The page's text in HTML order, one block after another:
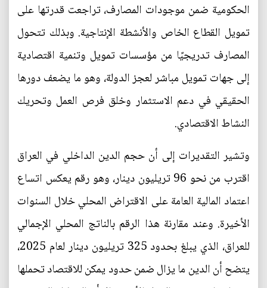
الحكومية ضمن موجودات المصارف، تراجعت قدرتها على
تمويل القطاع الخاص والأنشطة الإنتاجية. وبذلك تتحول
المصارف تدريجيًا من مؤسسات تمويل وتنمية اقتصادية
إلى جهات تمويل مباشر لعجز الدولة، وهو ما يضعف دورها
الحقيقي في دعم الاستثمار وخلق فرص العمل وتحريك
النشاط الاقتصادي.
وتشير التقديرات إلى أن حجم الدين الداخلي في العراق
اقترب من نحو 96 تريليون دينار، وهو رقم يعكس اتساع
اعتماد المالية العامة على الاقتراض المحلي خلال السنوات
الأخيرة. وعند مقارنة هذا الرقم بالناتج المحلي الإجمالي
للعراق، الذي يبلغ بحدود 325 تريليون دينار لعام 2025،
يتضح أن الدين ما يزال ضمن حدود يمكن للاقتصاد تحملها